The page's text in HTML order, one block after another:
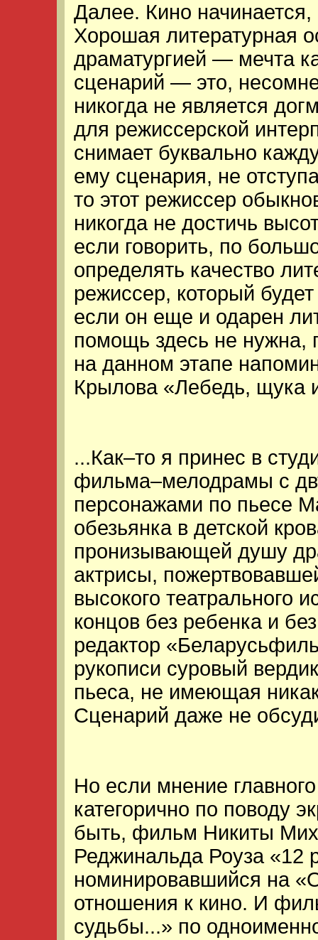
Далее. Кино начинается,
Хорошая литературная
драматургией — мечта
сценарий — это,
никогда не является
для режиссерской
снимает буквально
ему сценария, не
то этот режиссер
никогда не достичь
если говорить, по
определять качество
режиссер, который
если он еще и одарен
помощь здесь не нужна,
на данном этапе
Крылова «Лебедь, щука
...Как–то я принес в
фильма–мелодрамы с
персонажами по пьесе
обезьянка в детской
пронизывающей душу
актрисы,
высокого театрального
концов без ребенка и
редактор
рукописи суровый
пьеса, не имеющая
Сценарий даже не
Но если мнение
категорично по поводу
быть, фильм Никиты
Реджинальда Роуза «12
номинировавшийся на
отношения к кино. И
судьбы...» по